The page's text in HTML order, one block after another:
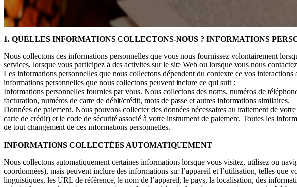
1. QUELLES INFORMATIONS COLLECTONS-NOUS ? INFORMATIONS
Nous collectons des informations personnelles que vous nous fournissez volontairement
services, lorsque vous participez à des activités sur le site Web ou lorsque vous nous
Les informations personnelles que nous collectons dépendent du contexte de vos
informations personnelles que nous collectons peuvent inclure ce qui suit :
Informations personnelles fournies par vous. Nous collectons des noms, numéros de
facturation, numéros de carte de débit/crédit, mots de passe et autres informations similaires.
Données de paiement. Nous pouvons collecter des données nécessaires au traitement de
carte de crédit) et le code de sécurité associé à votre instrument de paiement. Toutes les
de tout changement de ces informations personnelles.
INFORMATIONS COLLECTÉES AUTOMATIQUEMENT
Nous collectons automatiquement certaines informations lorsque vous visitez, utilisez ou
coordonnées), mais peuvent inclure des informations sur l’appareil et l’utilisation, telles que
linguistiques, les URL de référence, le nom de l’appareil, le pays, la localisation, des